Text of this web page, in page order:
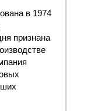
в 1974
признана